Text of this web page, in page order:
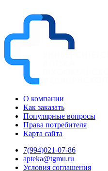
О компании
Как заказать
Популярные вопросы
Права потребителя
Карта сайта
7(994)021-07-86
apteka@tgmu.ru
Условия соглашения